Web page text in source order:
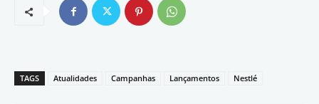
TAGS Atualidades Campanhas Lançamentos Nestlé